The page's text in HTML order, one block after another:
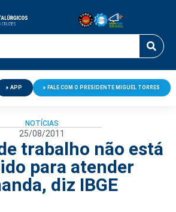
APP FALE COM O PRESIDENTE MIGUEL TORRES
NOTÍCIAS
25/08/2011
trabalho não está
para atender
diz IBGE